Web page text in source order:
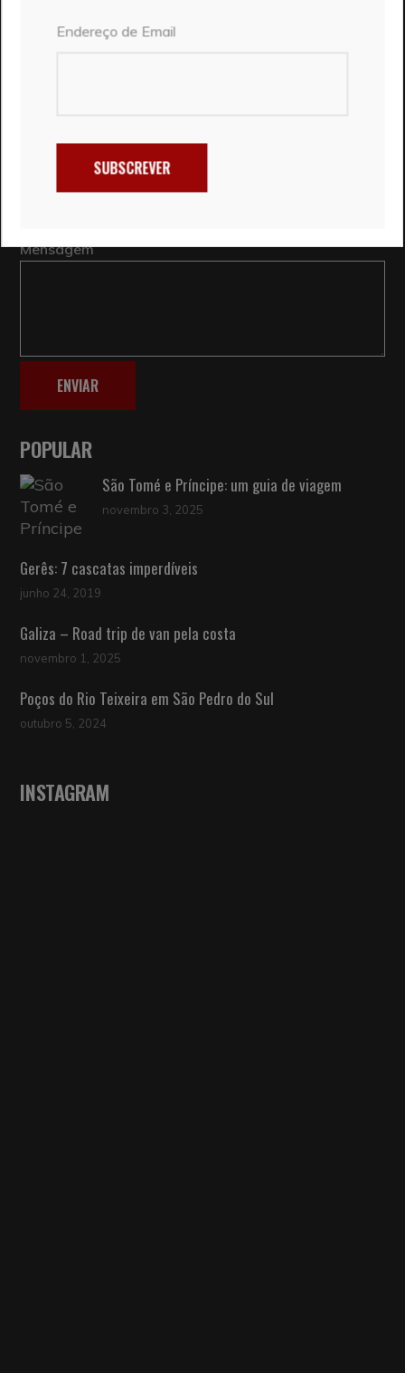
Mensagem
ENVIAR
POPULAR
São Tomé e Príncipe: um guia de viagem
novembro 3, 2025
Gerês: 7 cascatas imperdíveis
junho 24, 2019
Galiza – Road trip de van pela costa
novembro 1, 2025
Poços do Rio Teixeira em São Pedro do Sul
outubro 5, 2024
INSTAGRAM
Endereço de Email
SUBSCREVER